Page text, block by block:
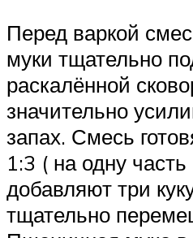
Перед варкой
муки тщательно
раскалённой
значительно
запах. Смесь
1:3 ( на одну
добавляют три
тщательно